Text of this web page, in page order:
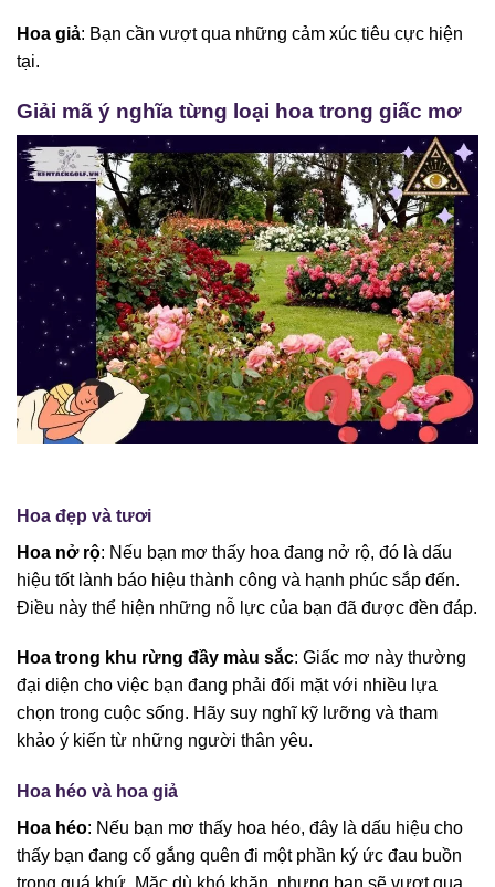
Hoa giả: Bạn cần vượt qua những cảm xúc tiêu cực hiện
tại.
Giải mã ý nghĩa từng loại hoa trong giấc mơ
Hoa đẹp và tươi
Hoa nở rộ: Nếu bạn mơ thấy hoa đang nở rộ, đó là dấu
hiệu tốt lành báo hiệu thành công và hạnh phúc sắp đến.
Điều này thể hiện những nỗ lực của bạn đã được đền đáp.
Hoa trong khu rừng đầy màu sắc: Giấc mơ này thường
đại diện cho việc bạn đang phải đối mặt với nhiều lựa
chọn trong cuộc sống. Hãy suy nghĩ kỹ lưỡng và tham
khảo ý kiến từ những người thân yêu.
Hoa héo và hoa giả
Hoa héo: Nếu bạn mơ thấy hoa héo, đây là dấu hiệu cho
thấy bạn đang cố gắng quên đi một phần ký ức đau buồn